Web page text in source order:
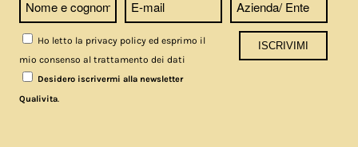
Ho letto la privacy policy ed esprimo il
mio consenso al trattamento dei dati
Desidero iscrivermi alla newsletter
Qualivita